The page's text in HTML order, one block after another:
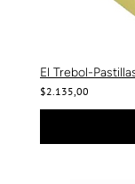
El Trebol-
$2.135,00